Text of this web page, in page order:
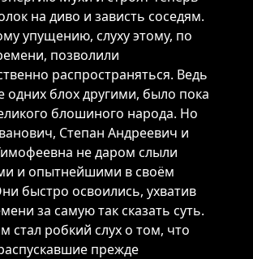
на диво и зависть соседям.
упущению, слуху этому, по
позволили
распространяться. Ведь
одних блох другими, было пока
блошиного народа. Но
Степан Андреевич и
не даром слыли
и опытнейшими в своём
быстро освоились, ухватив
за самую так сказать суть.
стал робкий слух о том, что
прежде